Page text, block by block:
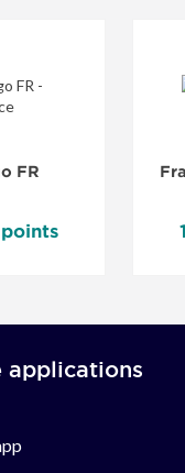
FR
applications